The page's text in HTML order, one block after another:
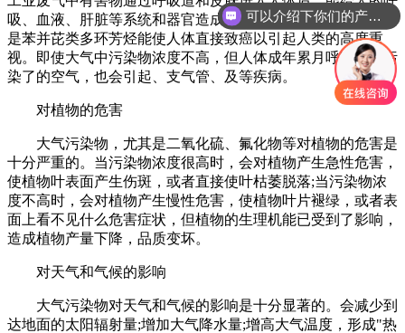
吸、血液、肝脏等系统和器官造成暂时性和长久性病变，尤其
是苯并芘类多环芳烃能使人体直接致癌以引起人类的高度重
视。即使大气中污染物浓度不高，但人体成年累月呼吸这种污
染了的空气，也会引起、支气管、及等疾病。
对植物的危害
大气污染物，尤其是二氧化硫、氟化物等对植物的危害是
十分严重的。当污染物浓度很高时，会对植物产生急性危害，
使植物叶表面产生伤斑，或者直接使叶枯萎脱落;当污染物浓
度不高时，会对植物产生慢性危害，使植物叶片褪绿，或者表
面上看不见什么危害症状，但植物的生理机能已受到了影响，
造成植物产量下降，品质变坏。
对天气和气候的影响
大气污染物对天气和气候的影响是十分显著的。会减少到
达地面的太阳辐射量;增加大气降水量;增高大气温度，形成"热
可以介绍下你们的产品么